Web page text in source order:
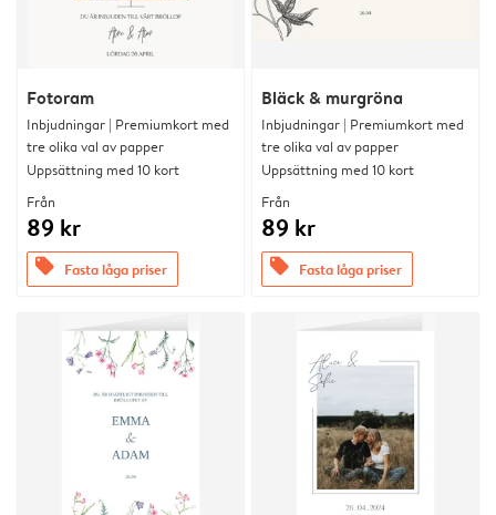
Fotoram
Inbjudningar | Premiumkort med
tre olika val av papper
Uppsättning med 10 kort
Från
89 kr
offers Fasta låga priser
Bläck & murgröna
Inbjudningar | Premiumkort med
tre olika val av papper
Uppsättning med 10 kort
Från
89 kr
offers Fasta låga priser